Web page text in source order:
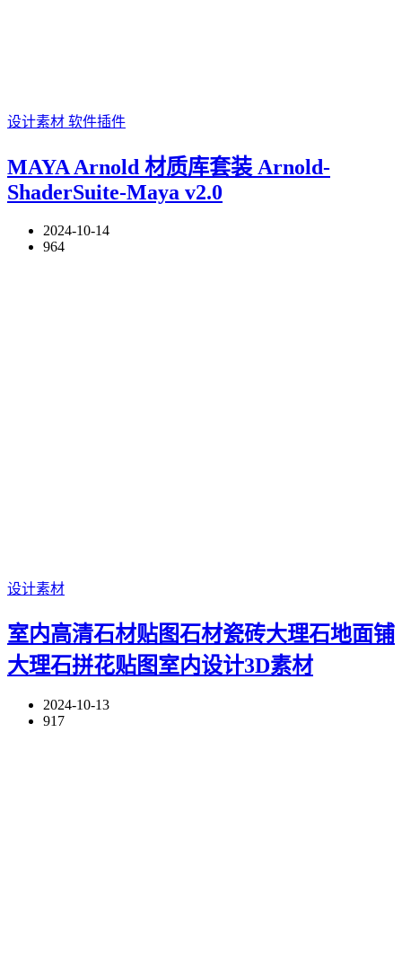
设计素材 软件插件
MAYA Arnold 材质库套装 Arnold-
ShaderSuite-Maya v2.0
2024-10-14
964
设计素材
室内高清石材贴图石材瓷砖大理石地面铺
大理石拼花贴图室内设计3D素材
2024-10-13
917